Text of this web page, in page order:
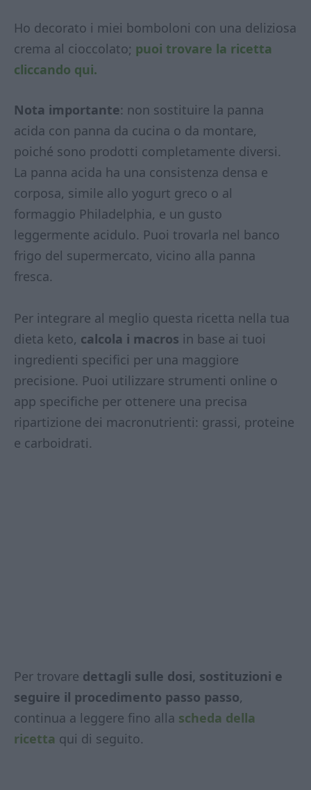
Ho decorato i miei bomboloni con una deliziosa
crema al cioccolato; puoi trovare la ricetta
cliccando qui.
Nota importante: non sostituire la panna
acida con panna da cucina o da montare,
poiché sono prodotti completamente diversi.
La panna acida ha una consistenza densa e
corposa, simile allo yogurt greco o al
formaggio Philadelphia, e un gusto
leggermente acidulo. Puoi trovarla nel banco
frigo del supermercato, vicino alla panna
fresca.
Per integrare al meglio questa ricetta nella tua
dieta keto, calcola i macros in base ai tuoi
ingredienti specifici per una maggiore
precisione. Puoi utilizzare strumenti online o
app specifiche per ottenere una precisa
ripartizione dei macronutrienti: grassi, proteine
e carboidrati.
Per trovare dettagli sulle dosi, sostituzioni e
seguire il procedimento passo passo,
continua a leggere fino alla scheda della
ricetta qui di seguito.